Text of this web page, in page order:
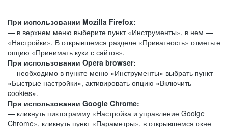
При использовании Mozilla Firefox:
— в верхнем меню выберите пункт «Инструменты», в нем —
«Настройки». В открывшемся разделе «Приватность» отметьте
опцию «Принимать куки с сайтов».
При использовании Opera browser:
— необходимо в пункте меню «Инструменты» выбрать пункт
«Быстрые настройки», активировать опцию «Включить
cookies».
При использовании Google Chrome:
— кликнуть пиктограмму «Настройка и управление Goolge
Chrome», кликнуть пункт «Параметры», в открывшемся окне